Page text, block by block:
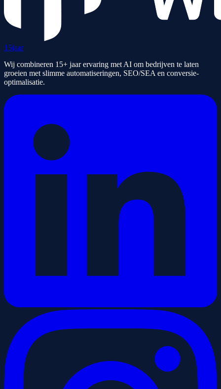
15jaar
Wij combineren 15+ jaar ervaring met AI om bedrijven te laten
groeien met slimme automatiseringen, SEO/SEA en conversie-
optimalisatie.